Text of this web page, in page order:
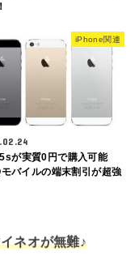
iPhone関連
が実質0円で購入可能
バイルの端末割引が超強
ネオが無難♪